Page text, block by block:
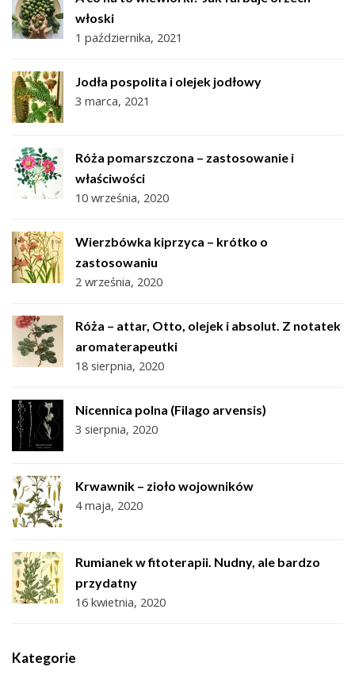
włoski
1 października, 2021
Jodła pospolita i olejek jodłowy
3 marca, 2021
Róża pomarszczona – zastosowanie i
właściwości
10 września, 2020
Wierzbówka kiprzyca – krótko o
zastosowaniu
2 września, 2020
Róża – attar, Otto, olejek i absolut. Z notatek
aromaterapeutki
18 sierpnia, 2020
Nicennica polna (Filago arvensis)
3 sierpnia, 2020
Krwawnik – zioło wojowników
4 maja, 2020
Rumianek w fitoterapii. Nudny, ale bardzo
przydatny
16 kwietnia, 2020
Kategorie